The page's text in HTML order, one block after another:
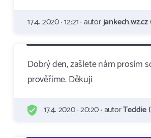
17.4. 2020 · 12:21 · autor
Dobrý den, zašlete nám prosím
prověříme. Děkuji
17.4. 2020 · 20:20 · autorTeddie